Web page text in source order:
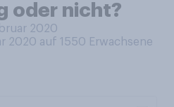
oder nicht?
2020
2020 auf 1550 Erwachsene